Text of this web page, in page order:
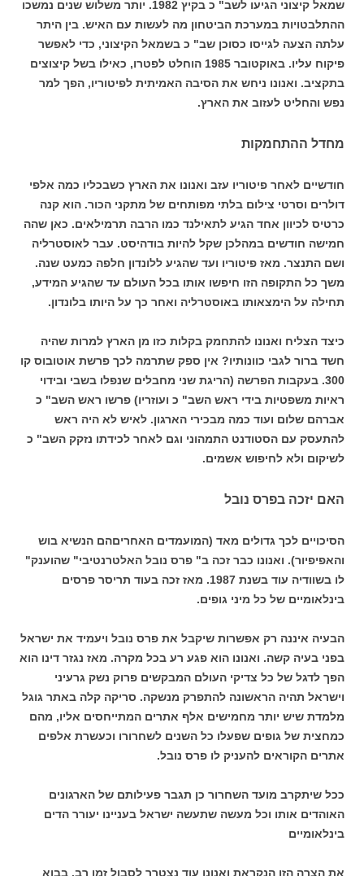
שמאל קיצוני הגיעו לשב" כ בקיץ 1982. יותר משלוש שנים נמשכו
ההתלבטויות במערכת הביטחון מה לעשות עם האיש. בין היתר
עלתה הצעה לגייסו כסוכן שב" כ בשמאל הקיצוני, כדי לאפשר
פיקוח עליו. באוקטובר 1985 הוחלט לפטרו, כאילו בשל קיצוצים
בתקציב. ואנונו ניחש את הסיבה האמיתית לפיטוריו, הפך למר
נפש והחליט לעזוב את הארץ.
מחדל ההתחמקות
חודשיים לאחר פיטוריו עזב ואנונו את הארץ כשבכליו כמה אלפי
דולרים וסרטי צילום בלתי מפותחים של מתקני הכור. הוא קנה
כרטיס לכיוון אחד הגיע לתאילנד כמו הרבה תרמילאים. כאן שהה
חמישה חודשים במהלכן שקל להיות בודהיסט. עבר לאוסטרליה
ושם התנצר. מאז פיטוריו ועד שהגיע ללונדון חלפה כמעט שנה.
משך כל התקופה הזו חיפשו אותו בכל העולם עד שהגיע המידע,
תחילה על הימצאותו באוסטרליה ואחר כך על היותו בלונדון.
כיצד הצליח ואנונו להתחמק בקלות כזו מן הארץ למרות שהיה
חשד ברור לגבי כוונותיו? אין ספק שתרמה לכך פרשת אוטובוס קו
300. בעקבות הפרשה (הריגת שני מחבלים שנפלו בשבי ובידוי
ראיות משפטיות בידי ראש השב" כ ועוזריו) פרשו ראש השב" כ
אברהם שלום ועוד כמה מבכירי הארגון. לאיש לא היה ראש
להתעסק עם הסטודנט התמהוני וגם לאחר לכידתו נזקק השב" כ
לשיקום ולא לחיפוש אשמים.
האם יזכה בפרס נובל
הסיכויים לכך גדולים מאד (המועמדים האחריםהם הנשיא בוש
והאפיפיור). ואנונו כבר זכה ב" פרס נובל האלטרנטיבי" שהוענק"
לו בשוודיה עוד בשנת 1987. מאז זכה בעוד תריסר פרסים
בינלאומיים של כל מיני גופים.
הבעיה איננה רק אפשרות שיקבל את פרס נובל ויעמיד את ישראל
בפני בעיה קשה. ואנונו הוא פגע רע בכל מקרה. מאז נגזר דינו הוא
הפך לדגל של כל צדיקי העולם המבקשים פרוק נשק גרעיני
וישראל תהיה הראשונה להתפרק מנשקה. סריקה קלה באתר גוגל
מלמדת שיש יותר מחמישים אלף אתרים המתייחסים אליו, מהם
כמחצית של גופים שפעלו כל השנים לשחרורו וכעשרת אלפים
אתרים הקוראים להעניק לו פרס נובל.
ככל שיתקרב מועד השחרור כן תגבר פעילותם של הארגונים
האוהדים אותו וכל מעשה שתעשה ישראל בעניינו יעורר הדים
בינלאומיים
את הצרה הזו הנקראת ואנונו עוד נצטרך לסבול זמן רב. בבוא